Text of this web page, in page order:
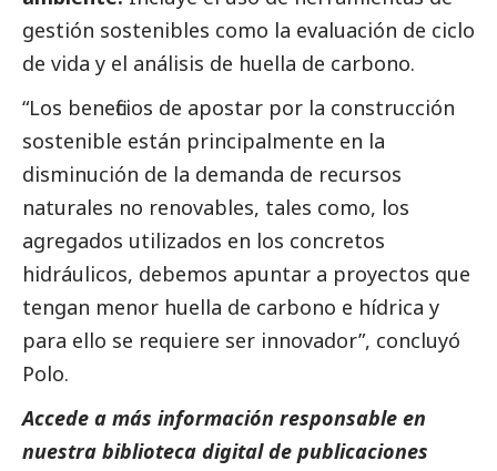
gestión sostenibles como la evaluación de ciclo
de vida y el análisis de huella de carbono.
“Los beneficios de apostar por la construcción
sostenible están principalmente en la
disminución de la demanda de recursos
naturales no renovables, tales como, los
agregados utilizados en los concretos
hidráulicos, debemos apuntar a proyectos que
tengan menor huella de carbono e hídrica y
para ello se requiere ser innovador”, concluyó
Polo.
Accede a más información responsable en
nuestra biblioteca digital de publicaciones